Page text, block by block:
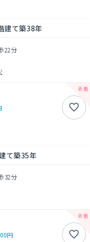
建て築38年
22分
て築35年
32分
円